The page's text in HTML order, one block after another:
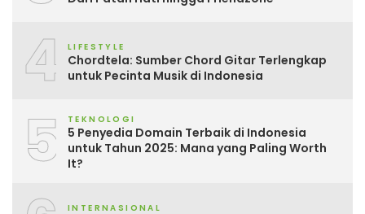
4 LIFESTYLE
Chordtela: Sumber Chord Gitar Terlengkap
untuk Pecinta Musik di Indonesia
5 TEKNOLOGI
5 Penyedia Domain Terbaik di Indonesia
untuk Tahun 2025: Mana yang Paling Worth
It?
INTERNASIONAL